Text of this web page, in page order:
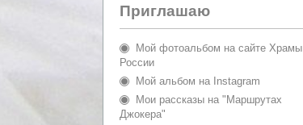
Приглашаю
Мой фотоальбом на сайте Храмы
России
Мой альбом на Instagram
Мои рассказы на "Маршрутах
Джокера"